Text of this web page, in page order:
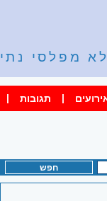
מפלסי
| תגובות |